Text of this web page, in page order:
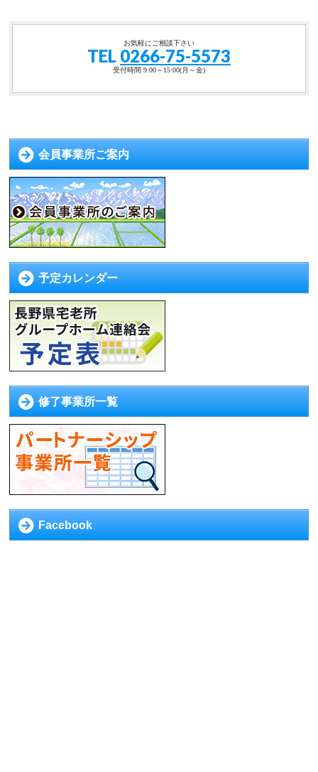
お気軽にご相談下さい
TEL 0266-75-5573
受付時間 9:00～15:00(月～金)
会員事業所ご案内
予定カレンダー
修了事業所一覧
Facebook